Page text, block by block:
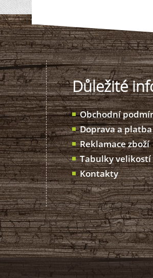
Důležité
Obchodní
Doprava a platba
Reklamace zboží
Tabulky velikostí
Kontakty